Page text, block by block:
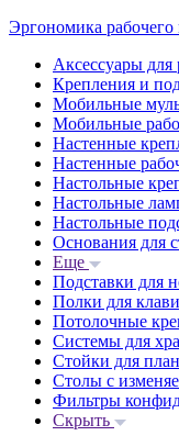
Эргономика рабочего
Аксессуары для
Крепления и
Мобильные
Мобильные
Настенные
Настенные
Настольные
Настольные
Настольные
Основания для
Еще
Подставки для
Полки для
Потолочные
Системы для
Стойки для
Столы с
Фильтры
Скрыть